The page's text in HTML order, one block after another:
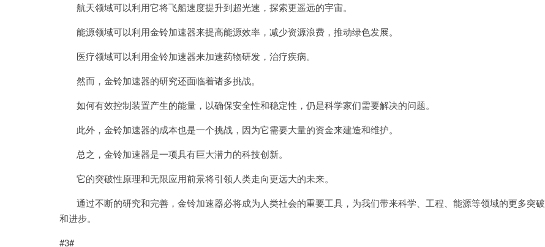
航天领域可以利用它将飞船速度提升到超光速，探索更遥远的宇宙。
能源领域可以利用金铃加速器来提高能源效率，减少资源浪费，推动绿色发展。
医疗领域可以利用金铃加速器来加速药物研发，治疗疾病。
然而，金铃加速器的研究还面临着诸多挑战。
如何有效控制装置产生的能量，以确保安全性和稳定性，仍是科学家们需要解决的问题。
此外，金铃加速器的成本也是一个挑战，因为它需要大量的资金来建造和维护。
总之，金铃加速器是一项具有巨大潜力的科技创新。
它的突破性原理和无限应用前景将引领人类走向更远大的未来。
通过不断的研究和完善，金铃加速器必将成为人类社会的重要工具，为我们带来科学、工程、能源等领域的更多突破
和进步。
#3#